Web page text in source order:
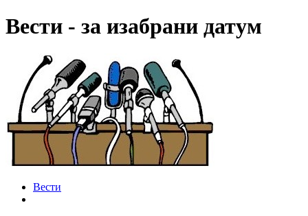
Вести - за изабрани датум
Вести